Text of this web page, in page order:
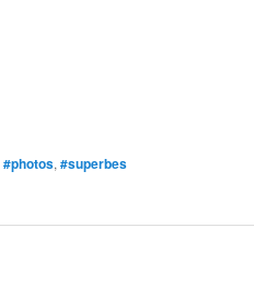
#photos, #superbes